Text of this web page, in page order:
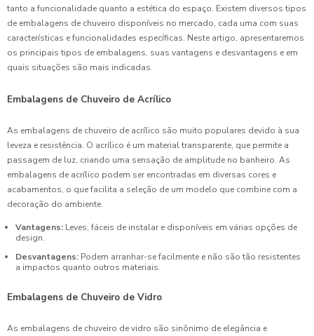
tanto a funcionalidade quanto a estética do espaço. Existem diversos tipos
de embalagens de chuveiro disponíveis no mercado, cada uma com suas
características e funcionalidades específicas. Neste artigo, apresentaremos
os principais tipos de embalagens, suas vantagens e desvantagens e em
quais situações são mais indicadas.
Embalagens de Chuveiro de Acrílico
As embalagens de chuveiro de acrílico são muito populares devido à sua
leveza e resistência. O acrílico é um material transparente, que permite a
passagem de luz, criando uma sensação de amplitude no banheiro. As
embalagens de acrílico podem ser encontradas em diversas cores e
acabamentos, o que facilita a seleção de um modelo que combine com a
decoração do ambiente.
Vantagens: Leves, fáceis de instalar e disponíveis em várias opções de
design.
Desvantagens: Podem arranhar-se facilmente e não são tão resistentes
a impactos quanto outros materiais.
Embalagens de Chuveiro de Vidro
As embalagens de chuveiro de vidro são sinônimo de elegância e